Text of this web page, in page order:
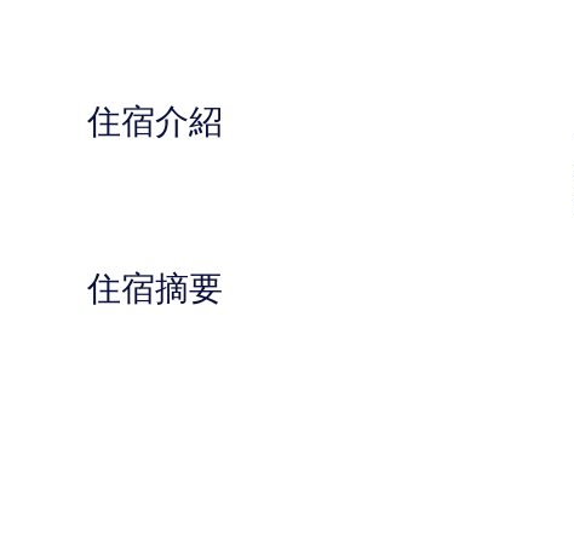
住宿介紹
住宿摘要